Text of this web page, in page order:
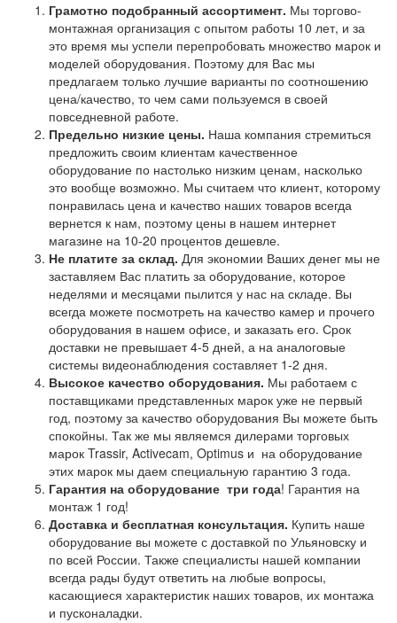
Грамотно подобранный ассортимент. Мы торгово-
монтажная организация с опытом работы 10 лет, и за
это время мы успели перепробовать множество марок и
моделей оборудования. Поэтому для Вас мы
предлагаем только лучшие варианты по соотношению
цена/качество, то чем сами пользуемся в своей
повседневной работе.
Предельно низкие цены. Наша компания стремиться
предложить своим клиентам качественное
оборудование по настолько низким ценам, насколько
это вообще возможно. Мы считаем что клиент, которому
понравилась цена и качество наших товаров всегда
вернется к нам, поэтому цены в нашем интернет
магазине на 10-20 процентов дешевле.
Не платите за склад. Для экономии Ваших денег мы не
заставляем Вас платить за оборудование, которое
неделями и месяцами пылится у нас на складе. Вы
всегда можете посмотреть на качество камер и прочего
оборудования в нашем офисе, и заказать его. Срок
доставки не превышает 4-5 дней, а на аналоговые
системы видеонаблюдения составляет 1-2 дня.
Высокое качество оборудования. Мы работаем с
поставщиками представленных марок уже не первый
год, поэтому за качество оборудования Вы можете быть
спокойны. Так же мы являемся дилерами торговых
марок Trassir, Activecam, Optimus и на оборудование
этих марок мы даем специальную гарантию 3 года.
Гарантия на оборудование три года! Гарантия на
монтаж 1 год!
Доставка и бесплатная консультация. Купить наше
оборудование вы можете с доставкой по Ульяновску и
по всей России. Также специалисты нашей компании
всегда рады будут ответить на любые вопросы,
касающиеся характеристик наших товаров, их монтажа
и пусконаладки.